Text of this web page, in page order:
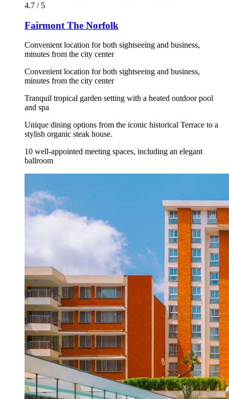
4.7 / 5
Fairmont The Norfolk
Convenient location for both sightseeing and business,
minutes from the city center
Convenient location for both sightseeing and business,
minutes from the city center
Tranquil tropical garden setting with a heated outdoor pool
and spa
Unique dining options from the iconic historical Terrace to a
stylish organic steak house.
10 well-appointed meeting spaces, including an elegant
ballroom